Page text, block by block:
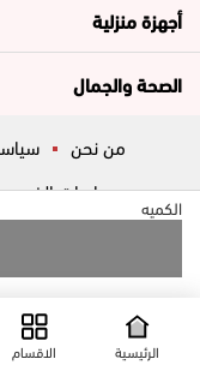
الكميه
أجهزة منزلية
الصحة والجمال
من نحن
سياسات
شارع المكاتب, الزقازيق
الرئيسية الاقسام